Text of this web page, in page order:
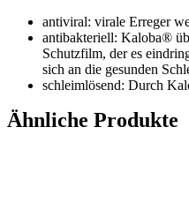
antiviral: virale Erreger
antibakteriell: Kaloba®
Schutzfilm, der es
sich an die gesunden
schleimlösend: Durch
– der Abtransport von
Ähnliche Produkte